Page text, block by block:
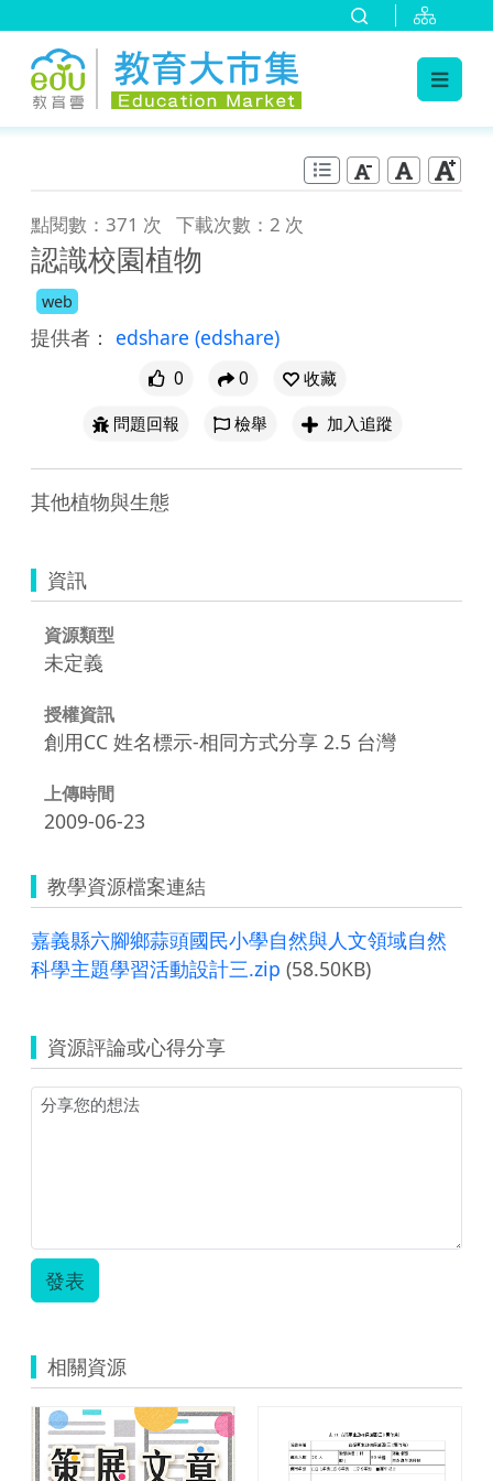
點閱數：371 次 下載次數：2 次
認識校園植物
web
提供者： edshare (edshare)
0 0
收藏
問題回報
檢舉 加入追蹤
其他植物與生態
資訊
資源類型
未定義
授權資訊
創用CC 姓名標示-相同方式分享 2.5 台灣
上傳時間
2009-06-23
教學資源檔案連結
嘉義縣六腳鄉蒜頭國民小學自然與人文領域自然
科學主題學習活動設計三.zip (58.50KB)
資源評論或心得分享
發表
相關資源